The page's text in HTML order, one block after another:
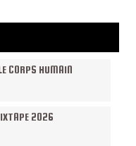
CORPS HUMAIN
2026